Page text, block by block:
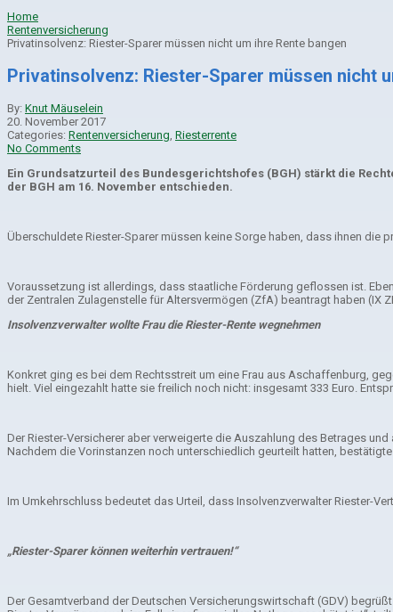
Home
Rentenversicherung
Privatinsolvenz: Riester-Sparer müssen nicht um ihre Rente bangen
Privatinsolvenz: Riester-Sparer müssen nicht
By: Knut Mäuselein
20. November 2017
Categories: Rentenversicherung Riesterrente
No Comments
Ein Grundsatzurteil des Bundesgerichtshofes (BGH) stärkt die
der BGH am 16. November entschieden.
Überschuldete Riester-Sparer müssen keine Sorge haben, dass ihnen
Voraussetzung ist allerdings, dass staatliche Förderung geflossen ist.
der Zentralen Zulagenstelle für Altersvermögen (ZfA) beantragt haben (IX
Insolvenzverwalter wollte Frau die Riester-Rente wegnehmen
Konkret ging es bei dem Rechtsstreit um eine Frau aus Aschaffenburg,
hielt. Viel eingezahlt hatte sie freilich noch nicht: insgesamt 333 Euro.
Der Riester-Versicherer aber verweigerte die Auszahlung des Betrages
Nachdem die Vorinstanzen noch unterschiedlich geurteilt hatten,
Im Umkehrschluss bedeutet das Urteil, dass Insolvenzverwalter Riester-
„Riester-Sparer können weiterhin vertrauen!“
Der Gesamtverband der Deutschen Versicherungswirtschaft (GDV)